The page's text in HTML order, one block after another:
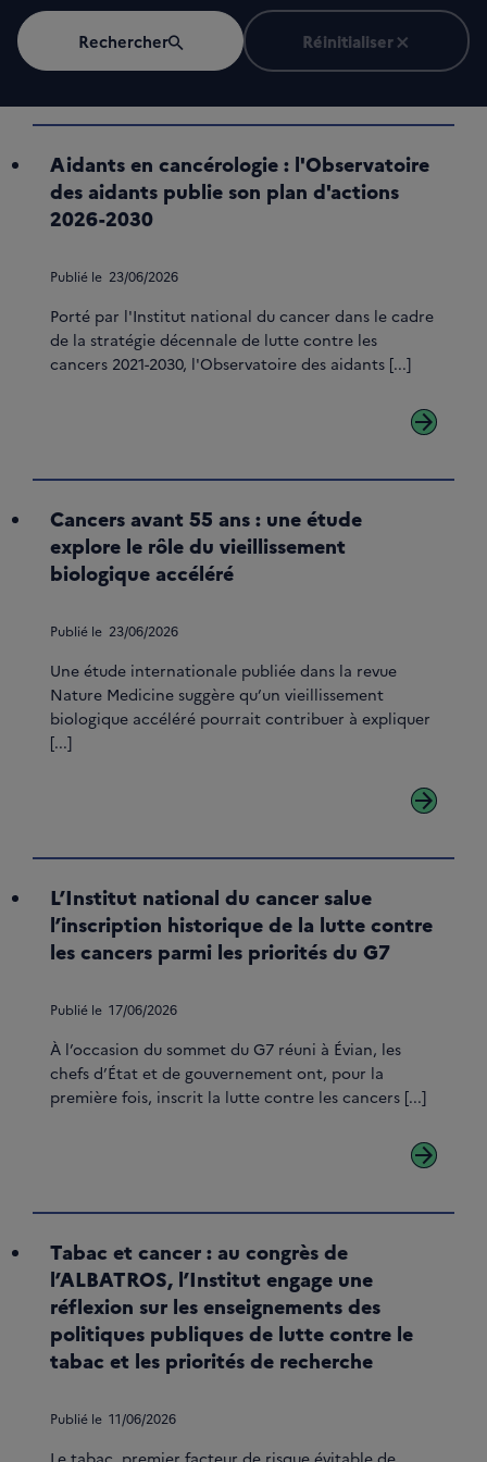
Rechercher Réinitialiser
Aidants en cancérologie : l'Observatoire
des aidants publie son plan d'actions
2026-2030
Publié le 23/06/2026
Porté par l'Institut national du cancer dans le cadre
de la stratégie décennale de lutte contre les
cancers 2021-2030, l'Observatoire des aidants [...]
arrow_forward
Cancers avant 55 ans : une étude
explore le rôle du vieillissement
biologique accéléré
Publié le 23/06/2026
Une étude internationale publiée dans la revue
Nature Medicine suggère qu’un vieillissement
biologique accéléré pourrait contribuer à expliquer
[...]
arrow_forward
L’Institut national du cancer salue
l’inscription historique de la lutte contre
les cancers parmi les priorités du G7
Publié le 17/06/2026
À l’occasion du sommet du G7 réuni à Évian, les
chefs d’État et de gouvernement ont, pour la
première fois, inscrit la lutte contre les cancers [...]
arrow_forward
Tabac et cancer : au congrès de
l’ALBATROS, l’Institut engage une
réflexion sur les enseignements des
politiques publiques de lutte contre le
tabac et les priorités de recherche
Publié le 11/06/2026